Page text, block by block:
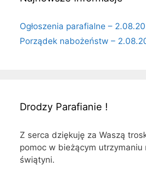
Ogłoszenia parafialne –
Porządek nabożeństw –
Drodzy Parafianie !
Z serca dziękuję za Waszą
pomoc w bieżącym utrzymaniu
świątyni.